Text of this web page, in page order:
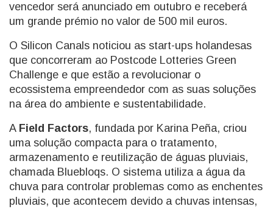
vencedor será anunciado em outubro e receberá
um grande prémio no valor de 500 mil euros.
O Silicon Canals noticiou as start-ups holandesas
que concorreram ao Postcode Lotteries Green
Challenge e que estão a revolucionar o
ecossistema empreendedor com as suas soluções
na área do ambiente e sustentabilidade.
A Field Factors, fundada por Karina Peña, criou
uma solução compacta para o tratamento,
armazenamento e reutilização de águas pluviais,
chamada Bluebloqs. O sistema utiliza a água da
chuva para controlar problemas como as enchentes
pluviais, que acontecem devido a chuvas intensas,